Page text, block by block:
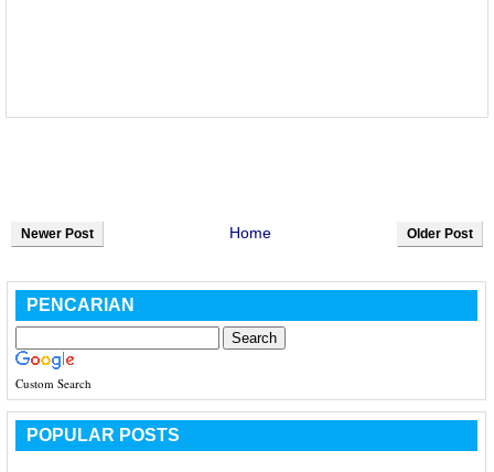
Newer Post Older Post
Home
PENCARIAN
Custom Search
POPULAR POSTS